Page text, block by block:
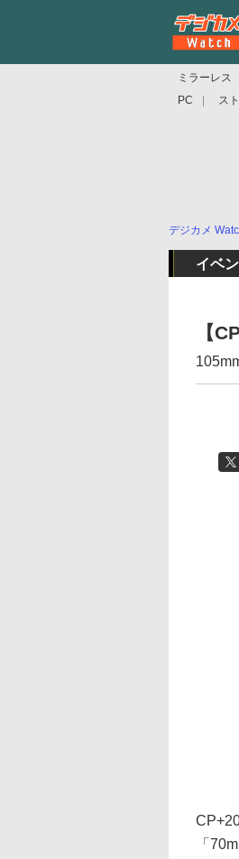
ミラーレス
PC
ス
デジカメ
イベ
【
「